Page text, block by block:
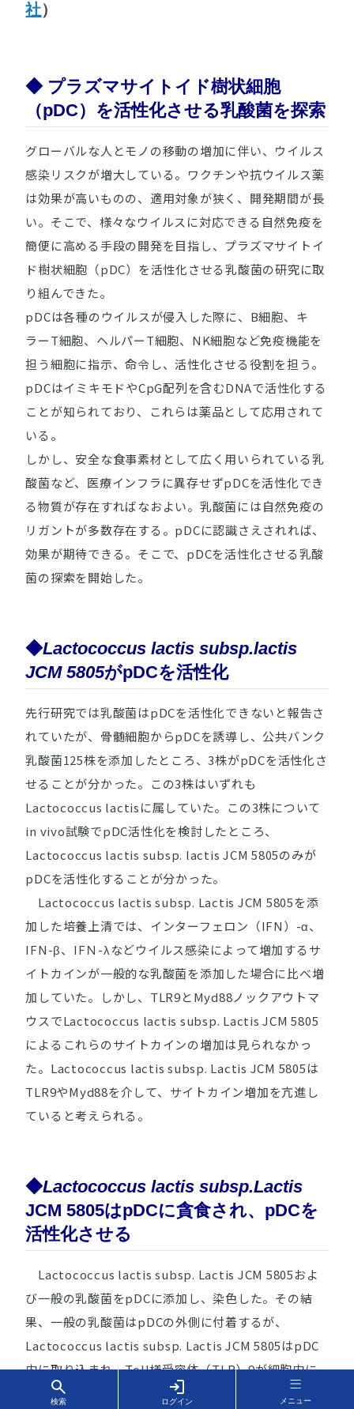
検索 ログイン メニュー
社）
◆ プラズマサイトイド樹状細胞
（pDC）を活性化させる乳酸菌を探索
グローバルな人とモノの移動の増加に伴い、ウイルス
感染リスクが増大している。ワクチンや抗ウイルス薬
は効果が高いものの、適用対象が狭く、開発期間が長
い。そこで、様々なウイルスに対応できる自然免疫を
簡便に高める手段の開発を目指し、プラズマサイトイ
ド樹状細胞（pDC）を活性化させる乳酸菌の研究に取
り組んできた。
pDCは各種のウイルスが侵入した際に、B細胞、キ
ラーT細胞、ヘルパーT細胞、NK細胞など免疫機能を
担う細胞に指示、命令し、活性化させる役割を担う。
pDCはイミキモドやCpG配列を含むDNAで活性化する
ことが知られており、これらは薬品として応用されて
いる。
しかし、安全な食事素材として広く用いられている乳
酸菌など、医療インフラに異存せずpDCを活性化でき
る物質が存在すればなおよい。乳酸菌には自然免疫の
リガントが多数存在する。pDCに認識さえされれば、
効果が期待できる。そこで、pDCを活性化させる乳酸
菌の探索を開始した。
◆Lactococcus lactis subsp.lactis
JCM 5805がpDCを活性化
先行研究では乳酸菌はpDCを活性化できないと報告さ
れていたが、骨髄細胞からpDCを誘導し、公共バンク
乳酸菌125株を添加したところ、3株がpDCを活性化さ
せることが分かった。この3株はいずれも
Lactococcus lactisに属していた。この3株について
in vivo試験でpDC活性化を検討したところ、
Lactococcus lactis subsp. lactis JCM 5805のみが
pDCを活性化することが分かった。
Lactococcus lactis subsp. Lactis JCM 5805を添
加した培養上清では、インターフェロン（IFN）-α、
IFN-β、IFＮ-λなどウイルス感染によって増加するサ
イトカインが一般的な乳酸菌を添加した場合に比べ増
加していた。しかし、TLR9とMyd88ノックアウトマ
ウスでLactococcus lactis subsp. LactisJCM 5805
によるこれらのサイトカインの増加は見られなかっ
た。 Lactococcus lactis subsp. Lactis JCM 5805は
TLR9やMyd88を介して、サイトカイン増加を亢進し
ていると考えられる。
◆Lactococcus lactis subsp.Lactis
JCM 5805はpDCに貪食され、pDCを
活性化させる
Lactococcus lactis subsp. Lactis JCM 5805およ
び一般の乳酸菌をpDCに添加し、染色した。その結
果、一般の乳酸菌はpDCの外側に付着するが、
Lactococcus lactis subsp. LactisJCM 5805はpDC
内に取り込まれ、Toll様受容体（TLR）9が細胞内に
発現することが確認された。pDCに貪食、消化されて